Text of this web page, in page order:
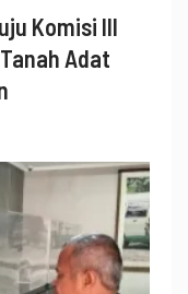
Komisi III
Adat